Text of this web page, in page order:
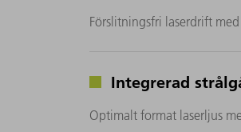
Förslitningsfri laserdrift
Integrerad
Optimalt format laserljus